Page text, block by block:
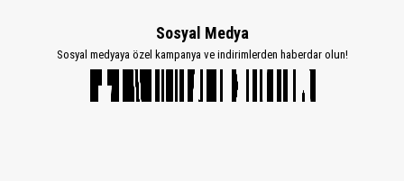
Sosyal Medya
Sosyal medyaya özel kampanya ve indirimlerden haberdar olun!